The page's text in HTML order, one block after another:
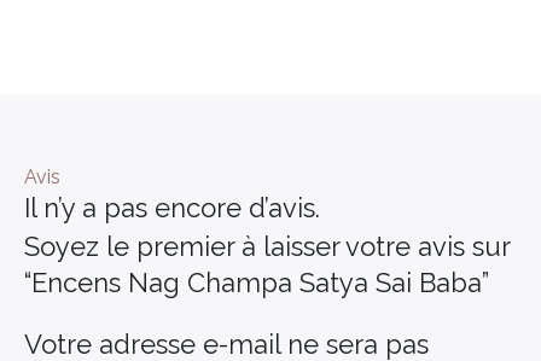
Avis
Il n’y a pas encore d’avis.
Soyez le premier à laisser votre avis sur
“Encens Nag Champa Satya Sai Baba”
Votre adresse e-mail ne sera pas